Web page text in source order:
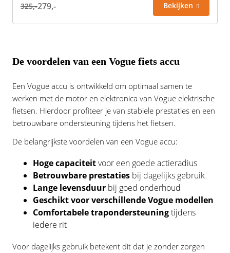
325,-279,- Bekijken
De voordelen van een Vogue fiets accu
Een Vogue accu is ontwikkeld om optimaal samen te
werken met de motor en elektronica van Vogue elektrische
fietsen. Hierdoor profiteer je van stabiele prestaties en een
betrouwbare ondersteuning tijdens het fietsen.
De belangrijkste voordelen van een Vogue accu:
Hoge capaciteitvoor een goede actieradius
Betrouwbare prestaties bij dagelijks gebruik
Lange levensduur bij goed onderhoud
Geschikt voor verschillende Vogue modellen
Comfortabele trapondersteuningtijdens
iedere rit
Voor dagelijks gebruik betekent dit dat je zonder zorgen